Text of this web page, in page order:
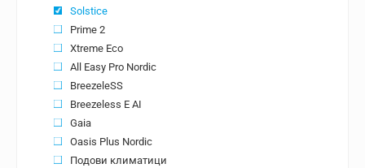
Solstice
Prime 2
Xtreme Eco
All Easy Pro Nordic
BreezeleSS
Breezeless E AI
Gaia
Oasis Plus Nordic
Подови климатици